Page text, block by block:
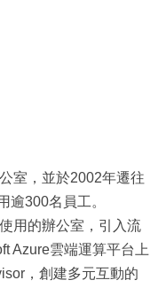
室，並於2002年遷往
逾300名員工。
用的辦公室，引入流
Azure雲端運算平台上
，創建多元互動的